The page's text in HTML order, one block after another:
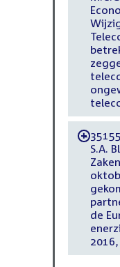
-
S.A.
de